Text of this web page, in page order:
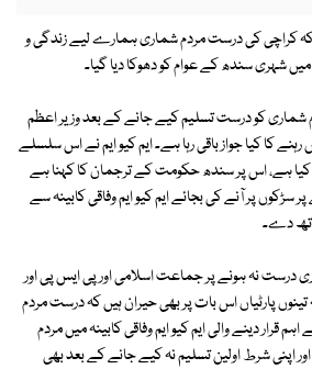
کہ کراچی کی درست مردم شماری ہمارے لیے زندگی و
سندھ کے عوام کو دھوکا دیا گیا۔
شماری کو درست تسلیم کیے جانے کے بعد وزیر اعظم
کا کیا جواز باقی رہا ہے۔ ایم کیو ایم نے اس سلسلے
کیا ہے، اس پر سندھ حکومت کے ترجمان کا کہنا ہے
پر آنے کی بجائے ایم کیو ایم وفاقی کابینہ سے
دے۔
درست نہ ہونے پر جماعت اسلامی اور پی ایس پی اور
پارٹیاں اس بات پر بھی حیران ہیں کہ درست مردم
قرار دینے والی ایم کیو ایم وفاقی کابینہ میں مردم
اپنی شرط اولین تسلیم نہ کیے جانے کے بعد بھی